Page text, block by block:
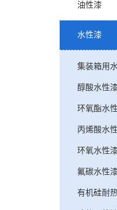
油性漆
水性漆
集装箱用
醇酸水性
环氧酯水
丙烯酸水
环氧水性
氟碳水性
有机硅耐